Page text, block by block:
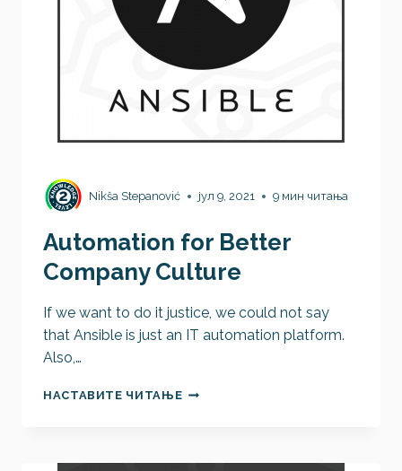
Nikša Stepanović јул 9, 2021 9 мин читања
Automation for Better
Company Culture
If we want to do it justice, we could not say
that Ansible is just an IT automation platform.
Also,…
НАСТАВИТЕ ЧИТАЊЕAUTOMATION
CULTURE